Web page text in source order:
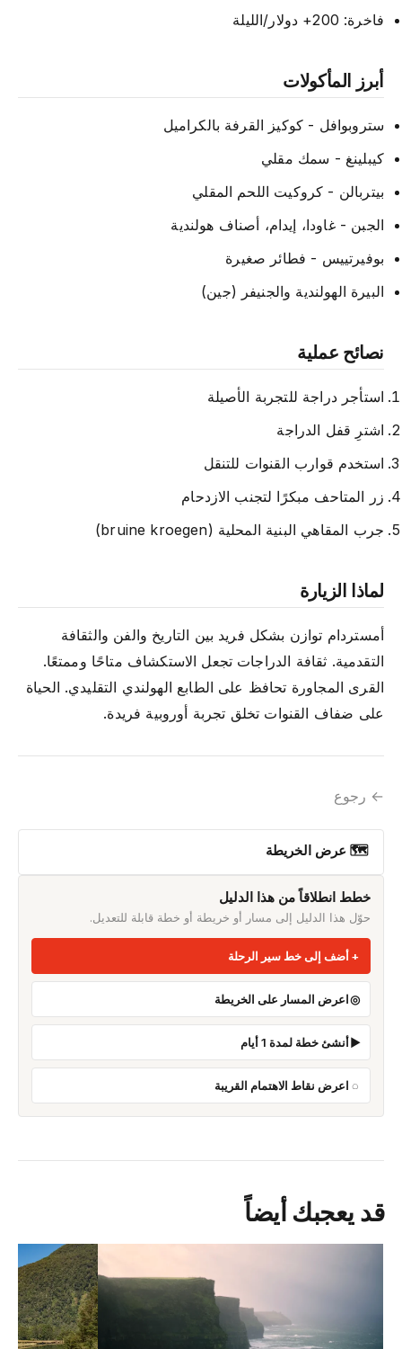
فاخرة: 200+ دولار/الليلة
أبرز المأكولات
ستروبوافل - كوكيز القرفة بالكراميل
كيبلينغ - سمك مقلي
بيتربالن - كروكيت اللحم المقلي
الجبن - غاودا، إيدام، أصناف هولندية
بوفيرتييس - فطائر صغيرة
البيرة الهولندية والجنيفر (جين)
نصائح عملية
استأجر دراجة للتجربة الأصيلة
اشترِ قفل الدراجة
استخدم قوارب القنوات للتنقل
زر المتاحف مبكرًا لتجنب الازدحام
جرب المقاهي البنية المحلية (bruine kroegen)
لماذا الزيارة
أمستردام توازن بشكل فريد بين التاريخ والفن والثقافة
التقدمية. ثقافة الدراجات تجعل الاستكشاف متاحًا وممتعًا.
القرى المجاورة تحافظ على الطابع الهولندي التقليدي. الحياة
على ضفاف القنوات تخلق تجربة أوروبية فريدة.
← رجوع
🗺 عرض الخريطة
خطط انطلاقاً من هذا الدليل
حوّل هذا الدليل إلى مسار أو خريطة أو خطة قابلة للتعديل.
أضف إلى خط سير الرحلة
اعرض المسار على الخريطة
أنشئ خطة لمدة 1 أيام
اعرض نقاط الاهتمام القريبة
قد يعجبك أيضاً